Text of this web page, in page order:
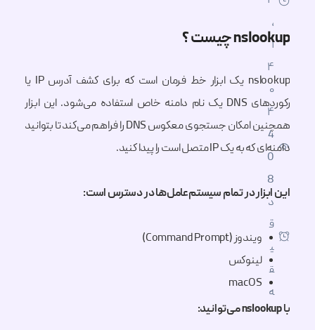
,
۱
۴
۰
۴
4
0
8
د
ق
ی
ق
ه
nslookup چیست ؟
nslookup یک ابزار خط فرمان است که برای کشف آدرس IP یا
رکوردهای DNS یک نام دامنه خاص استفاده می‌شود. این ابزار
همچنین امکان جستجوی معکوس DNS را فراهم می‌کند تا بتوانید
دامنه‌ای که به یک IP متصل است را پیدا کنید.
این ابزار در تمام سیستم‌عامل‌ها در دسترس است:
ویندوز (Command Prompt)
لینوکس
macOS
با nslookup می‌توانید: